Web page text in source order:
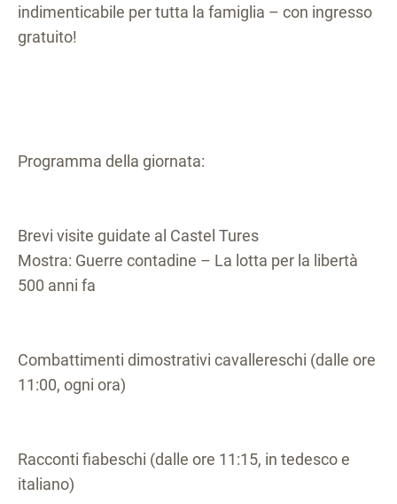
indimenticabile per tutta la famiglia – con ingresso
gratuito!
Programma della giornata:
Brevi visite guidate al Castel Tures
Mostra: Guerre contadine – La lotta per la libertà
500 anni fa
Combattimenti dimostrativi cavallereschi (dalle ore
11:00, ogni ora)
Racconti fiabeschi (dalle ore 11:15, in tedesco e
italiano)